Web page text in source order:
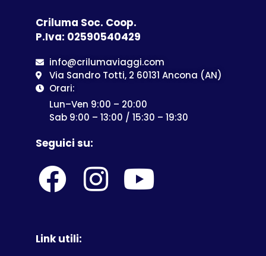
Criluma Soc. Coop.
P.Iva: 02590540429
info@crilumaviaggi.com
Via Sandro Totti, 2 60131 Ancona (AN)
Orari:
Lun–Ven 9:00 – 20:00
Sab 9:00 – 13:00 / 15:30 – 19:30
Seguici su:
Link utili: